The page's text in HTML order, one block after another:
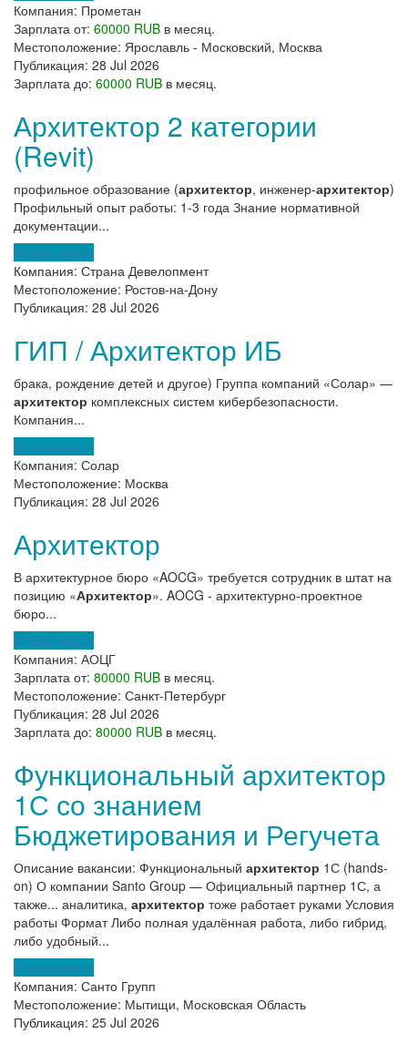
Компания: Прометан
Зарплата от: 60000 RUB в месяц.
Местоположение: Ярославль - Московский, Москва
Публикация: 28 Jul 2026
Зарплата до: 60000 RUB в месяц.
Архитектор 2 категории
(Revit)
профильное образование (архитектор, инженер-архитектор)
Профильный опыт работы: 1-3 года Знание нормативной
документации...
Откликнуться
Компания: Страна Девелопмент
Местоположение: Ростов-на-Дону
Публикация: 28 Jul 2026
ГИП / Архитектор ИБ
брака, рождение детей и другое) Группа компаний «Солар» —
архитектор комплексных систем кибербезопасности.
Компания...
Откликнуться
Компания: Солар
Местоположение: Москва
Публикация: 28 Jul 2026
Архитектор
В архитектурное бюро «AOCG» требуется сотрудник в штат на
позицию «Архитектор». AOCG - архитектурно-проектное
бюро...
Откликнуться
Компания: АОЦГ
Зарплата от: 80000 RUB в месяц.
Местоположение: Санкт-Петербург
Публикация: 28 Jul 2026
Зарплата до: 80000 RUB в месяц.
Функциональный архитектор
1С со знанием
Бюджетирования и Регучета
Описание вакансии: Функциональный архитектор 1С (hands-
on) О компании Santo Group — Официальный партнер 1С, а
также... аналитика, архитектор тоже работает руками Условия
работы Формат Либо полная удалённая работа, либо гибрид,
либо удобный...
Откликнуться
Компания: Санто Групп
Местоположение: Мытищи, Московская Область
Публикация: 25 Jul 2026